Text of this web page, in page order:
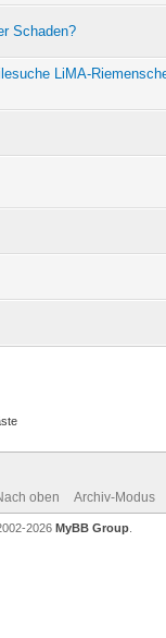
Schaden?
LiMA-
oben Archiv-Modus
2026 MyBB Group